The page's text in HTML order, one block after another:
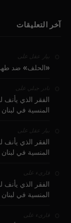
آخر التعليقات
بيار عقل على
«الحلف» ضد
نادر جبلي على
الفقر الذي يأنف
المنسية في لبنان
بيار عقل على
الفقر الذي يأنف
المنسية في لبنان
قارىء على
الفقر الذي يأنف
المنسية في لبنان
قارىء على